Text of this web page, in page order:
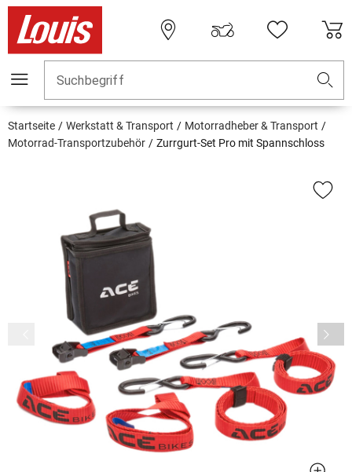
Suchbegriff
Startseite Werkstatt & Transport
Motorradheber & Transport
Motorrad-Transportzubehör
Zurrgurt-Set Pro mit Spannschloss